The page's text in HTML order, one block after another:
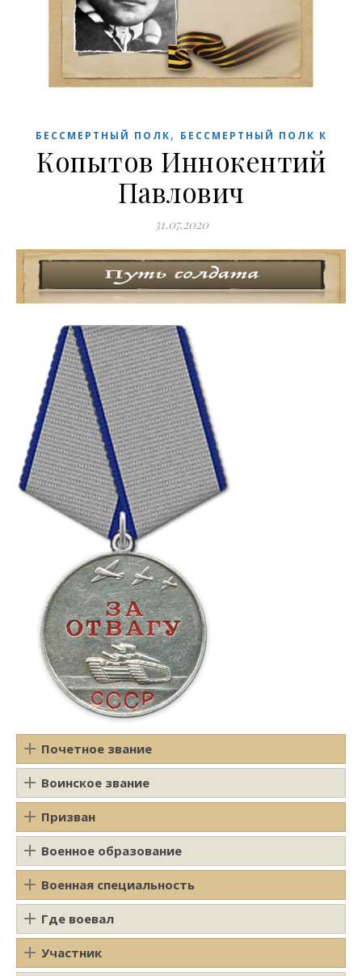
БЕССМЕРТНЫЙ ПОЛК, БЕССМЕРТНЫЙ ПОЛК К
Копытов Иннокентий
Павлович
31.07.2020
Почетное звание
Воинское звание
Призван
Военное образование
Военная специальность
Где воевал
Участник